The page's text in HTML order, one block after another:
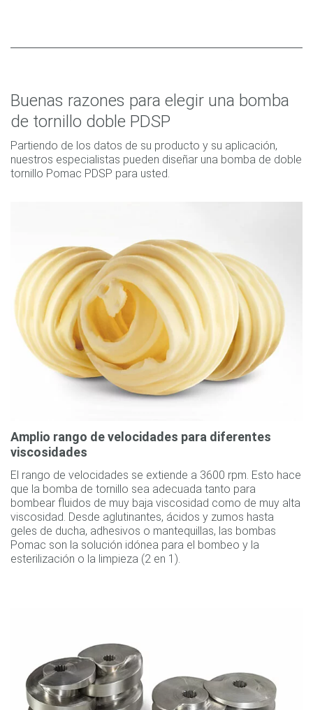
Buenas razones para elegir una bomba
de tornillo doble PDSP
Partiendo de los datos de su producto y su aplicación,
nuestros especialistas pueden diseñar una bomba de doble
tornillo Pomac PDSP para usted.
Amplio rango de velocidades para diferentes
viscosidades
El rango de velocidades se extiende a 3600 rpm. Esto hace
que la bomba de tornillo sea adecuada tanto para
bombear fluidos de muy baja viscosidad como de muy alta
viscosidad. Desde aglutinantes, ácidos y zumos hasta
geles de ducha, adhesivos o mantequillas, las bombas
Pomac son la solución idónea para el bombeo y la
esterilización o la limpieza (2 en 1).